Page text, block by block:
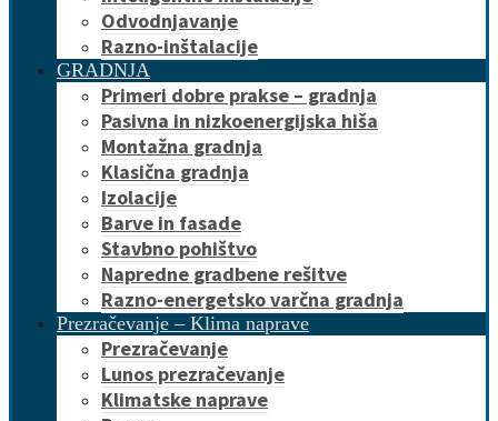
Odvodnjavanje
Razno-inštalacije
GRADNJA
Primeri dobre prakse – gradnja
Pasivna in nizkoenergijska hiša
Montažna gradnja
Klasična gradnja
Izolacije
Barve in fasade
Stavbno pohištvo
Napredne gradbene rešitve
Razno-energetsko varčna gradnja
Prezračevanje – Klima naprave
Prezračevanje
Lunos prezračevanje
Klimatske naprave